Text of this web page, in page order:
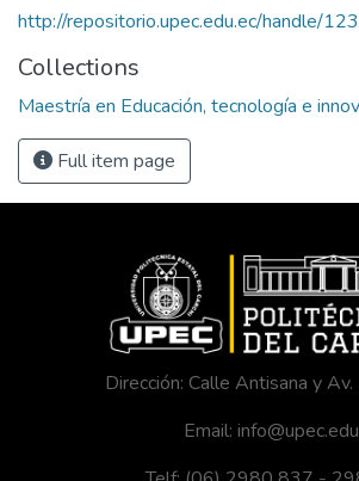
http://repositorio.upec.edu.ec/handle/
Collections
Maestría en Educación, tecnología e
Full item page
Dirección: Calle Antisana y
Email: